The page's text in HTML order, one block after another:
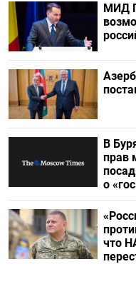
МИД
В
прав
о
что